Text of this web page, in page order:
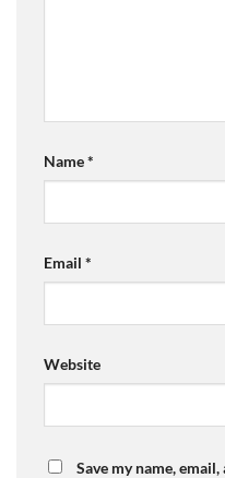
Name*
Email *
Website
Save my name,